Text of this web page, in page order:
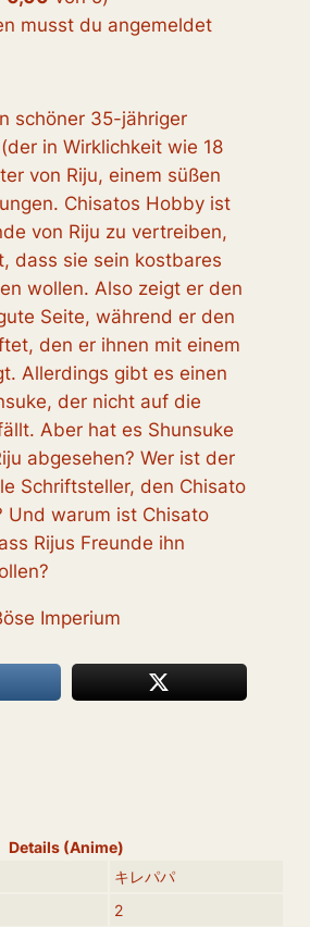
musst du angemeldet
schöner 35-jähriger
in Wirklichkeit wie 18
von Riju, einem süßen
Chisatos Hobby ist
von Riju zu vertreiben,
dass sie sein kostbares
wollen. Also zeigt er den
Seite, während er den
den er ihnen mit einem
Allerdings gibt es einen
der nicht auf die
Aber hat es Shunsuke
abgesehen? Wer ist der
Schriftsteller, den Chisato
Und warum ist Chisato
Rijus Freunde ihn
Imperium
Details (Anime)
キレパパ
2